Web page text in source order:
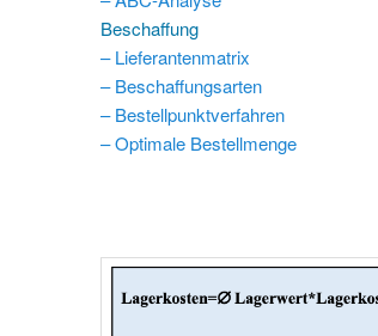
Beschaffung
– Lieferantenmatrix
– Beschaffungsarten
– Bestellpunktverfahren
– Optimale Bestellmenge